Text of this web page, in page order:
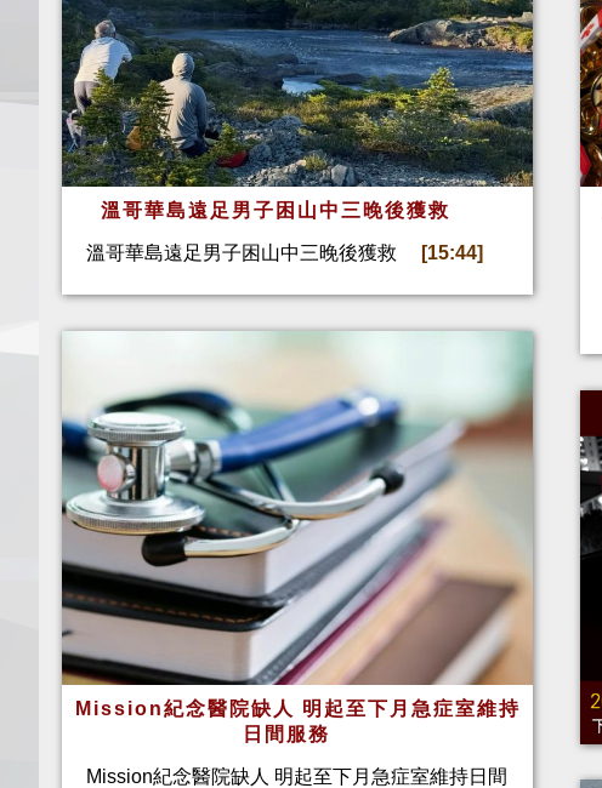
溫哥華島遠足男子困山中三晚後獲救
溫哥華島遠足男子困山中三晚後獲救 [15:44]
Mission紀念醫院缺人 明起至下月急症室維持
日間服務
Mission紀念醫院缺人 明起至下月急症室維持日間